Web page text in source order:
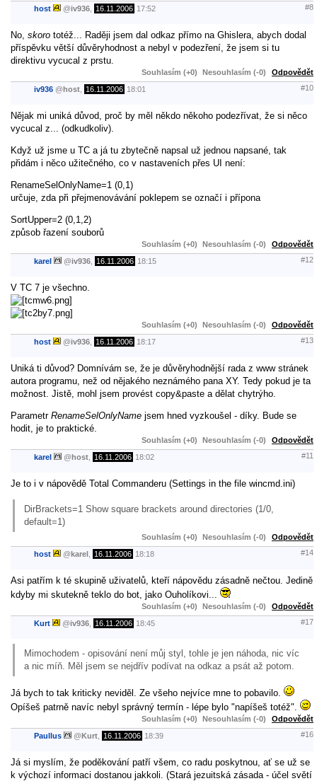
host @iv936 16.11.2006 17:52 #8
No, skoro totéž... Raději jsem dal odkaz přímo na Ghislera, abych dodal
příspěvku větší důvěryhodnost a nebyl v podezření, že jsem si tu
direktivu vycucal z prstu.
Souhlasím (+0) Nesouhlasím (-0) Odpovědět
iv936 @host 16.11.2006 18:01 #10
Nějak mi uniká důvod, proč by měl někdo někoho podezřívat, že si něco
vycucal z... (odkudkoliv).
Když už jsme u TC a já tu zbytečně napsal už jednou napsané, tak
přidám i něco užitečného, co v nastaveních přes UI není:
RenameSelOnlyName=1 (0,1)
určuje, zda při přejmenovávání poklepem se označí i přípona
SortUpper=2 (0,1,2)
způsob řazení souborů
Souhlasím (+0) Nesouhlasím (-0) Odpovědět
karel @iv936 16.11.2006 18:15 #12
V TC 7 je všechno.
Souhlasím (+0) Nesouhlasím (-0) Odpovědět
host @iv936 16.11.2006 18:17 #13
Uniká ti důvod? Domnívám se, že je důvěryhodnější rada z www stránek
autora programu, než od nějakého neznámého pana XY. Tedy pokud je ta
možnost. Jistě, mohl jsem provést copy&paste a dělat chytrýho.
Parametr RenameSelOnlyName jsem hned vyzkoušel - díky. Bude se
hodit, je to praktické.
Souhlasím (+0) Nesouhlasím (-0) Odpovědět
karel @host 16.11.2006 18:02 #11
Je to i v nápovědě Total Commanderu (Settings in the file wincmd.ini)
DirBrackets=1 Show square brackets around directories (1/0,
default=1)
Souhlasím (+0) Nesouhlasím (-0) Odpovědět
host @karel 16.11.2006 18:18 #14
Asi patřím k té skupině uživatelů, kteří nápovědu zásadně nečtou. Jedině
kdyby mi skutekně teklo do bot, jako Ouholíkovi...
Souhlasím (+0) Nesouhlasím (-0) Odpovědět
Kurt @iv936 16.11.2006 18:45 #17
Mimochodem - opisování není můj styl, tohle je jen náhoda, nic víc
a nic míň. Měl jsem se nejdřív podívat na odkaz a psát až potom.
Já bych to tak kriticky neviděl. Ze všeho nejvíce mne to pobavilo.
Opíšeš patrně navíc nebyl správný termín - lépe bylo "napíšeš totéž".
Souhlasím (+0) Nesouhlasím (-0) Odpovědět
Paullus @Kurt 16.11.2006 18:39 #16
Já si myslím, že poděkování patří všem, co radu poskytnou, ať se už se
k výchozí informaci dostanou jakkoli. (Stará jezuitská zásada - účel světí